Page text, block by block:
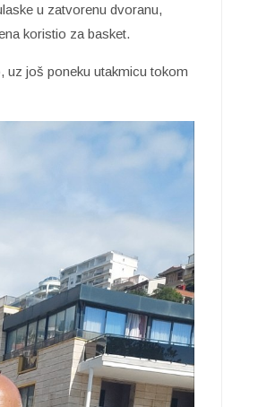
u zatvorenu dvoranu,
koristio za basket.
uz još poneku utakmicu tokom